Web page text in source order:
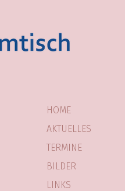
HOME
AKTUELLES
TERMINE
BILDER
LINKS